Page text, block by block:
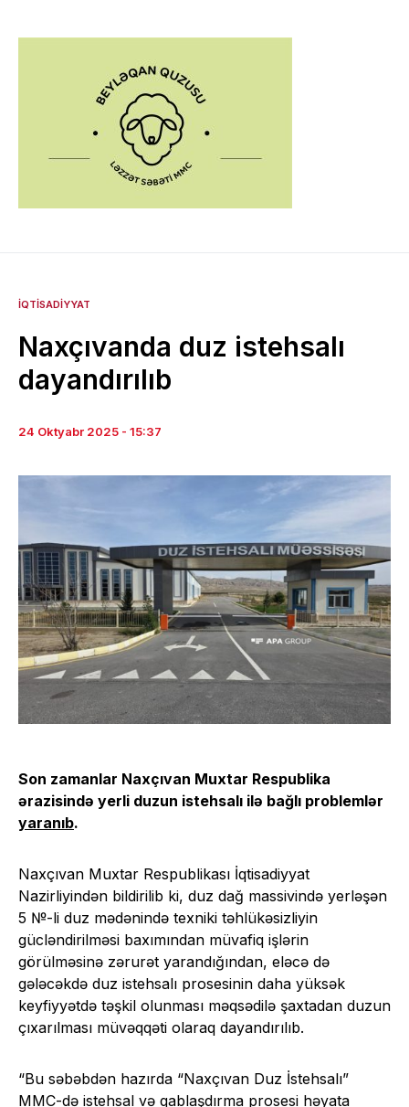
İQTISADIYYAT
Naxçıvanda duz istehsalı
dayandırılıb
24 Oktyabr 2025 - 15:37
Son zamanlar Naxçıvan Muxtar Respublika
ərazisində yerli duzun istehsalı ilə bağlı problemlər
yaranıb.
Naxçıvan Muxtar Respublikası İqtisadiyyat
Nazirliyindən bildirilib ki, duz dağ massivində yerləşən
5 №-li duz mədənində texniki təhlükəsizliyin
gücləndirilməsi baxımından müvafiq işlərin
görülməsinə zərurət yarandığından, eləcə də
gələcəkdə duz istehsalı prosesinin daha yüksək
keyfiyyətdə təşkil olunması məqsədilə şaxtadan duzun
çıxarılması müvəqqəti olaraq dayandırılıb.
“Bu səbəbdən hazırda “Naxçıvan Duz İstehsalı”
MMC-də istehsal və qablaşdırma prosesi həyata